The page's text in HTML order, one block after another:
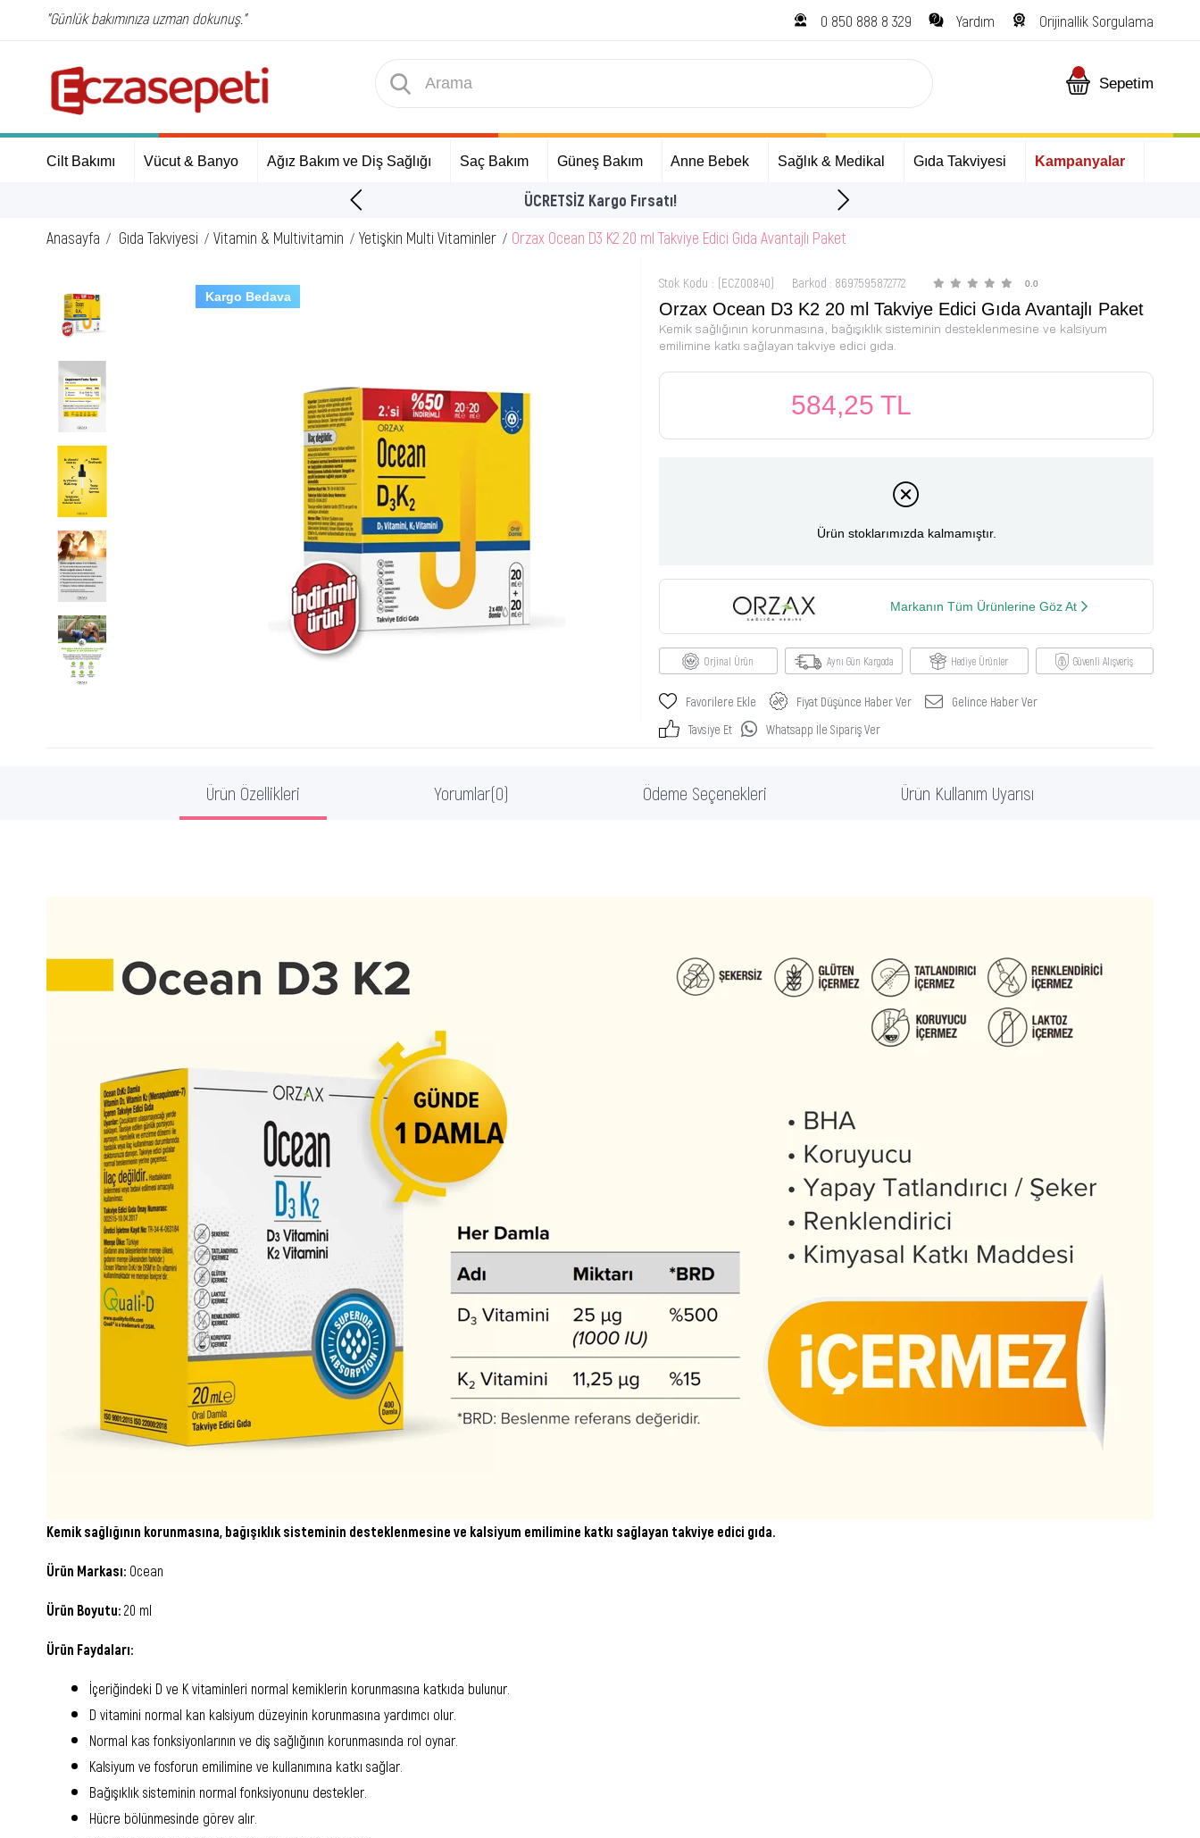
"Günlük bakımınıza uzman dokunuş." 0 850 888 8 329 Yardım Orijinallik Sorgulama
Sepetim
Cilt Bakımı Vücut & Banyo Ağız Bakım ve Diş Sağlığı Saç Bakım Güneş Bakım Anne Bebek Sağlık & Medikal Gıda Takviyesi Kampanyalar
İlk Alışverişinize Özel Hediyeler
Anasayfa
Gıda Takviyesi Vitamin & Multivitamin Yetişkin Multi Vitaminler Orzax Ocean D3 K2 20 ml Takviye Edici Gıda Avantajlı Paket
Kargo Bedava
Stok Kodu (ECZ00840) Barkod : 8697595872772 0.0
Orzax Ocean D3 K2 20 ml Takviye Edici Gıda Avantajlı Paket
Kemik sağlığının korunmasına, bağışıklık sisteminin desteklenmesine ve kalsiyum
emilimine katkı sağlayan takviye edici gıda.
584,25 TL
Ürün stoklarımızda kalmamıştır.
Markanın Tüm Ürünlerine Göz At
Orjinal Ürün Aynı Gün Kargoda Hediye Ürünler Güvenli Alışveriş
Favorilere Ekle Fiyat Düşünce Haber Ver
Gelince Haber Ver
Tavsiye Et
Whatsapp İle Sipariş Ver
Ürün Özellikleri Yorumlar(0) Ödeme Seçenekleri Ürün Kullanım Uyarısı
Kemik sağlığının korunmasına, bağışıklık sisteminin desteklenmesine ve kalsiyum emilimine katkı sağlayan takviye edici gıda.
Ürün Markası: Ocean
Ürün Boyutu: 20 ml
Ürün Faydaları:
İçeriğindeki D ve K vitaminleri normal kemiklerin korunmasına katkıda bulunur.
D vitamini normal kan kalsiyum düzeyinin korunmasına yardımcı olur.
Normal kas fonksiyonlarının ve diş sağlığının korunmasında rol oynar.
Kalsiyum ve fosforun emilimine ve kullanımına katkı sağlar.
Bağışıklık sisteminin normal fonksiyonunu destekler.
Hücre bölünmesinde görev alır.